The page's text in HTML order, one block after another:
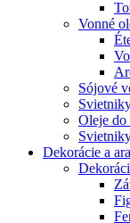
Vonné
Sójové
Oleje do
Dekorácie a